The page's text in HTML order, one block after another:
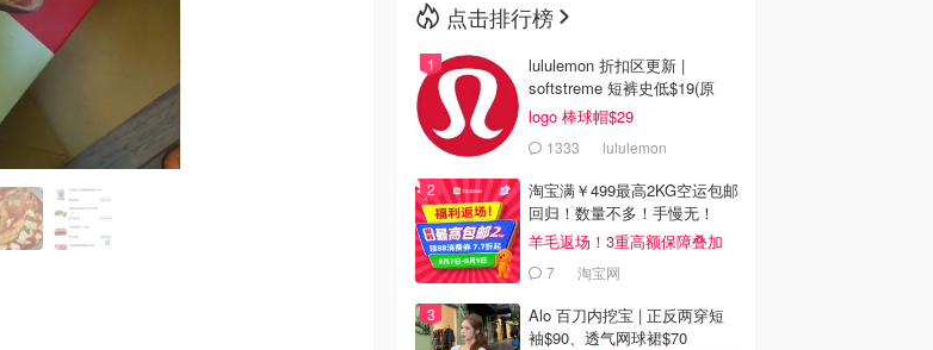
点击排行榜
lululemon 折扣区更新 |
softstreme 短裤史低$19(原
$88)
logo 棒球帽$29
1333 lululemon
淘宝满￥499最高2KG空运包邮
回归！数量不多！手慢无！
羊毛返场！3重高额保障叠加
7 淘宝网
Alo 百刀内挖宝 | 正反两穿短
袖$90、透气网球裙$70